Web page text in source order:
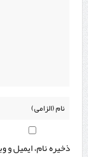
ذخیره نام، ایمیل و